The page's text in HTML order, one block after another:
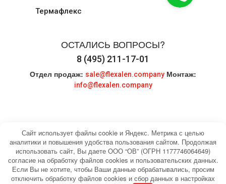
Термафлекс
ОСТАЛИСЬ ВОПРОСЫ?
8 (495) 211-17-01
Отдел продаж: sale@flexalen.company Монтаж:
info@flexalen.company
Карта сайта© 2004-2026 HEATING WATER. Все права
защищены.
Сайт использует файлы cookie и Яндекс. Метрика с целью
аналитики и повышения удобства пользования сайтом. Продолжая
использовать сайт, Вы даете ООО “ОВ” (ОГРН 1177746064649)
согласие на обработку файлов cookies и пользовательских данных.
Если Вы не хотите, чтобы Ваши данные обрабатывались, просим
отключить обработку файлов cookies и сбор данных в настройках